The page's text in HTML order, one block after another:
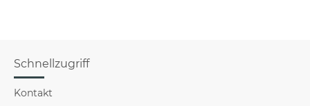
Schnellzugriff
Kontakt